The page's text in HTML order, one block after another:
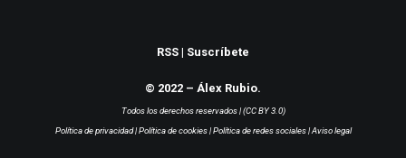
RSS | Suscríbete
© 2022 – Álex Rubio.
Todos los derechos reservados |(CC BY 3.0)
Política de privacidad|Política de cookies|Política de redes sociales|Aviso legal